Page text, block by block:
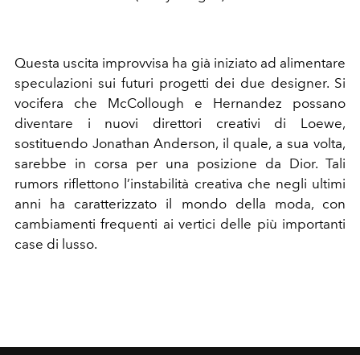
Questa uscita improvvisa ha già iniziato ad alimentare
speculazioni sui futuri progetti dei due designer. Si
vocifera che McCollough e Hernandez possano
diventare i nuovi direttori creativi di Loewe,
sostituendo Jonathan Anderson, il quale, a sua volta,
sarebbe in corsa per una posizione da Dior. Tali
rumors riflettono l’instabilità creativa che negli ultimi
anni ha caratterizzato il mondo della moda, con
cambiamenti frequenti ai vertici delle più importanti
case di lusso.